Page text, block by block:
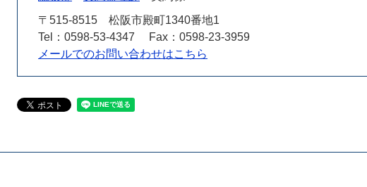
〒515-8515
松阪市殿町1340番地1
Tel：0598-53-4347
Fax：0598-23-3959
メールでのお問い合わせはこちら